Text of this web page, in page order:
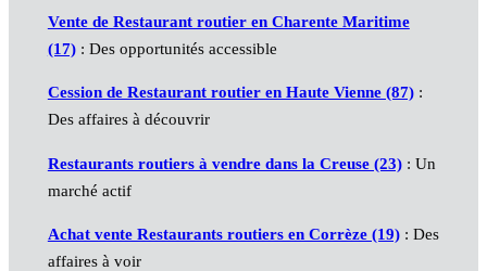
Vente de Restaurant routier en Charente Maritime
(17): Des opportunités accessible
Cession de Restaurant routier en Haute Vienne (87):
Des affaires à découvrir
Restaurants routiers à vendre dans la Creuse (23): Un
marché actif
Achat vente Restaurants routiers en Corrèze (19): Des
affaires à voir